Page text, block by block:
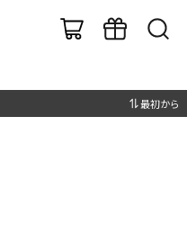
最初から